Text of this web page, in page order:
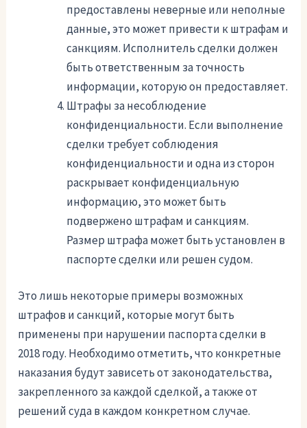
предоставлены неверные или неполные
данные, это может привести к штрафам и
санкциям. Исполнитель сделки должен
быть ответственным за точность
информации, которую он предоставляет.
Штрафы за несоблюдение
конфиденциальности. Если выполнение
сделки требует соблюдения
конфиденциальности и одна из сторон
раскрывает конфиденциальную
информацию, это может быть
подвержено штрафам и санкциям.
Размер штрафа может быть установлен в
паспорте сделки или решен судом.
Это лишь некоторые примеры возможных
штрафов и санкций, которые могут быть
применены при нарушении паспорта сделки в
2018 году. Необходимо отметить, что конкретные
наказания будут зависеть от законодательства,
закрепленного за каждой сделкой, а также от
решений суда в каждом конкретном случае.